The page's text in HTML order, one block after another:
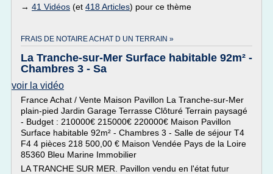
→ 41 Vidéos (et 418 Articles) pour ce thème
FRAIS DE NOTAIRE ACHAT D UN TERRAIN »
La Tranche-sur-Mer Surface habitable 92m² -
Chambres 3 - Sa
voir la vidéo
France Achat / Vente Maison Pavillon La Tranche-sur-Mer
plain-pied Jardin Garage Terrasse Clôturé Terrain paysagé
- Budget : 210000€ 215000€ 220000€ Maison Pavillon
Surface habitable 92m² - Chambres 3 - Salle de séjour T4
F4 4 pièces 218 500,00 € Maison Vendée Pays de la Loire
85360 Bleu Marine Immobilier
LA TRANCHE SUR MER. Pavillon vendu en l'état futur